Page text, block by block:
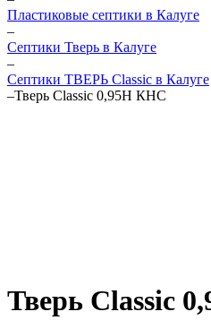
Пластиковые септики в Калуге
–
Септики Тверь в Калуге
–
Септики ТВЕРЬ Classic в Калуге
–Тверь Classic 0,95Н КНС
Тверь Classic